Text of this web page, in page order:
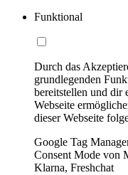
Funktional
Durch das
grundlegenden
bereitstellen und dir
Webseite
dieser Webseite
Google Tag
Consent Mode von
Klarna, Freshchat